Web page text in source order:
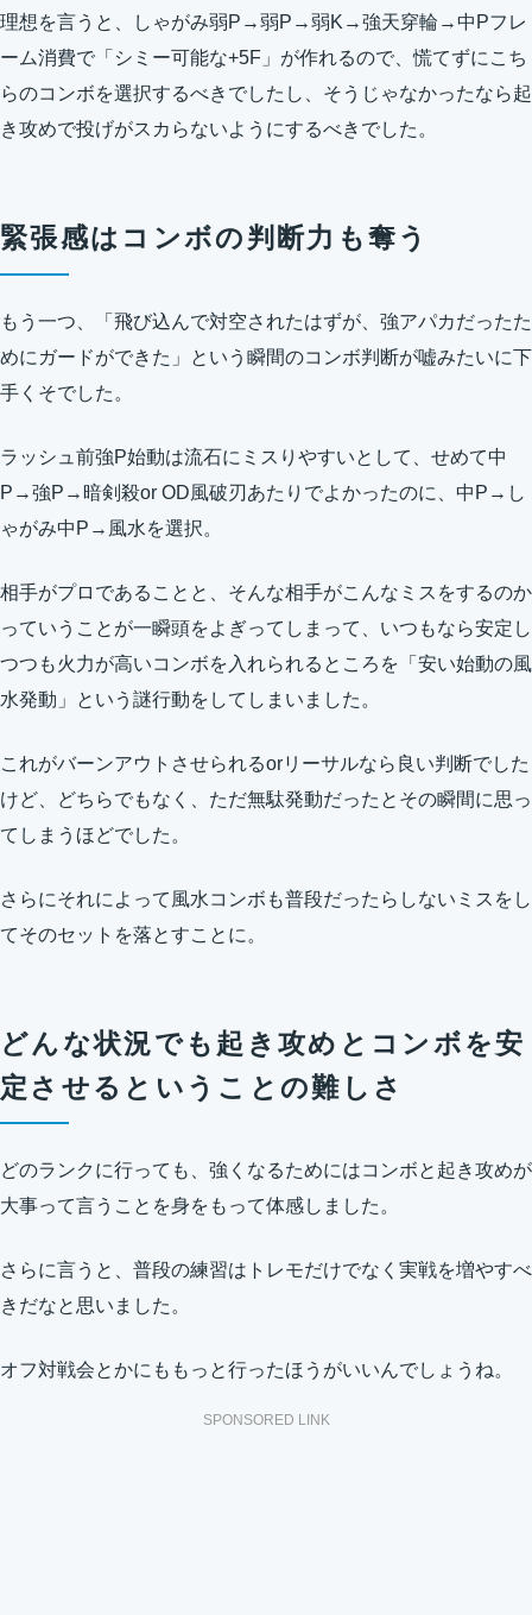
理想を言うと、しゃがみ弱P→弱P→弱K→強天穿輪→中Pフレ
ーム消費で「シミー可能な+5F」が作れるので、慌てずにこち
らのコンボを選択するべきでしたし、そうじゃなかったなら起
き攻めで投げがスカらないようにするべきでした。
緊張感はコンボの判断力も奪う
もう一つ、「飛び込んで対空されたはずが、強アパカだったた
めにガードができた」という瞬間のコンボ判断が嘘みたいに下
手くそでした。
ラッシュ前強P始動は流石にミスりやすいとして、せめて中
P→強P→暗剣殺or OD風破刃あたりでよかったのに、中P→し
ゃがみ中P→風水を選択。
相手がプロであることと、そんな相手がこんなミスをするのか
っていうことが一瞬頭をよぎってしまって、いつもなら安定し
つつも火力が高いコンボを入れられるところを「安い始動の風
水発動」という謎行動をしてしまいました。
これがバーンアウトさせられるorリーサルなら良い判断でした
けど、どちらでもなく、ただ無駄発動だったとその瞬間に思っ
てしまうほどでした。
さらにそれによって風水コンボも普段だったらしないミスをし
てそのセットを落とすことに。
どんな状況でも起き攻めとコンボを安
定させるということの難しさ
どのランクに行っても、強くなるためにはコンボと起き攻めが
大事って言うことを身をもって体感しました。
さらに言うと、普段の練習はトレモだけでなく実戦を増やすべ
きだなと思いました。
オフ対戦会とかにももっと行ったほうがいいんでしょうね。
SPONSORED LINK